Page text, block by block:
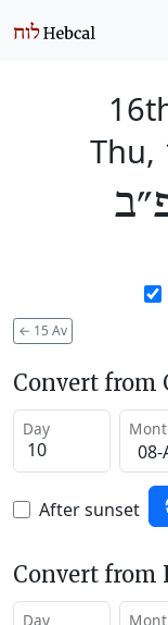
Thu,
← 15 Av
Convert from
Day
After sunset
Convert from
Day